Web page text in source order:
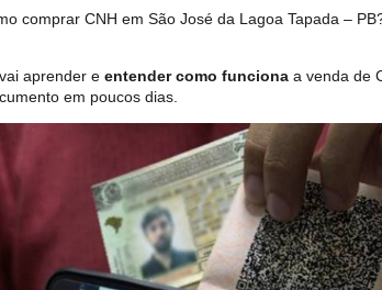
comprar CNH em São José da Lagoa Tapada –
aprender e entender como funciona a venda de
em poucos dias.